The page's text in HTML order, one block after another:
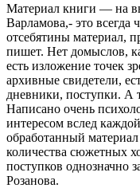
Материал книги — на
Варламова,- это всегда
отсебятины материал,
пишет. Нет домыслов,
есть изложение точек
архивные свидетели,
дневники, поступки. А
Написано очень
интересом вслед
обработанный
количества сюжетных
поступков однозначно
Розанова.